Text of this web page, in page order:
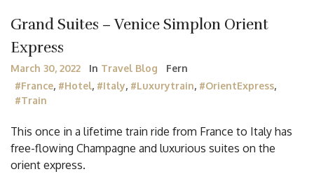
Grand Suites – Venice Simplon Orient
Express
March 30, 2022 In Travel Blog
Fern
#France, #Hotel, #Italy, #luxurytrain, #OrientExpress,
#train
This once in a lifetime train ride from France to Italy has
free-flowing Champagne and luxurious suites on the
orient express.